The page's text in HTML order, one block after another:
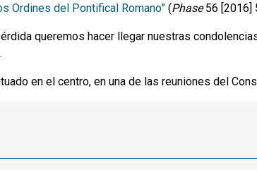
Ordines del Pontifical Romano” (Phase56 [2016]
queremos hacer llegar nuestras
en el centro, en una de las reuniones del